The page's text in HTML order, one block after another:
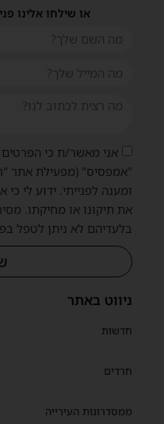
ניווט באתר
חדשות
חרדים
ממסדרונות העירייה
או שילחו אלינו
אני מאשר/ת כי
"אמפסיס" (מפעילת אתר
ומענה לפנייתי. ידוע לי
את תיקונו או מחיקתו.
בלעדיהם לא ניתן לטפל